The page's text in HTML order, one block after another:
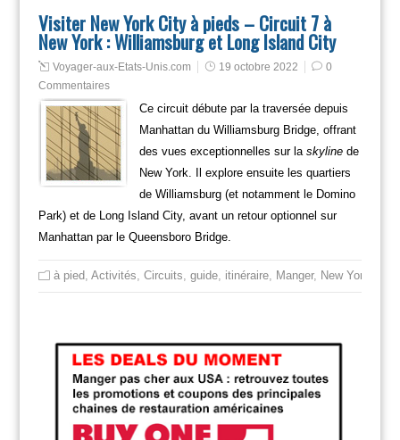
Visiter New York City à pieds – Circuit 7 à
New York : Williamsburg et Long Island City
Voyager-aux-Etats-Unis.com 19 octobre 2022
0
Commentaires
Ce circuit débute par la traversée depuis
Manhattan du Williamsburg Bridge, offrant
des vues exceptionnelles sur la skylinede
New York. Il explore ensuite les quartiers
de Williamsburg (et notamment le Domino
Park) et de Long Island City, avant un retour optionnel sur
Manhattan par le Queensboro Bridge.
à pied Activités Circuits guide, itinéraire, Manger, New York